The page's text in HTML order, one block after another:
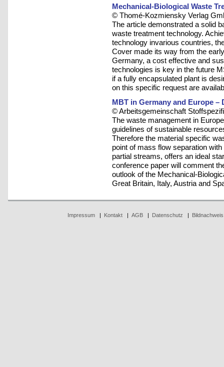
Mechanical-Biological Waste
© Thomé-Kozmiensky Verlag
The article demonstrated a solid
waste treatment technology.
technology invarious countries,
Cover made its way from the
Germany, a cost effective and
technologies is key in the future
if a fully encapsulated plant is
on this specific request are
MBT in Germany and Europe
© Arbeitsgemeinschaft
The waste management in
guidelines of sustainable
Therefore the material specific
point of mass flow separation
partial streams, offers an ideal
conference paper will comment
outlook of the Mechanical-
Great Britain, Italy, Austria and
Impressum| Kontakt| AGB| Datenschutz Bildnachweis